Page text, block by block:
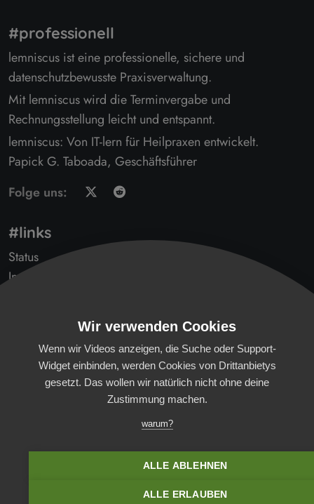
#professionell
lemniscus ist eine professionelle, sichere und
datenschutzbewusste Praxisverwaltung.
Mit lemniscus wird die Terminvergabe und
Rechnungsstellung leicht und entspannt.
lemniscus: Von IT-lern für Heilpraxen entwickelt.
Papick G. Taboada, Geschäftsführer
Folge uns:
#links
Status
Impressum
Transparenzbericht
Gendern
Kontakt
Öffentlichkeit
Wir verwenden Cookies
Wenn wir Videos anzeigen, die Suche oder Support-
Widget einbinden, werden Cookies von Drittanbietys
gesetzt. Das wollen wir natürlich nicht ohne deine
Zustimmung machen.
warum?
ALLE ABLEHNEN
ALLE ERLAUBEN